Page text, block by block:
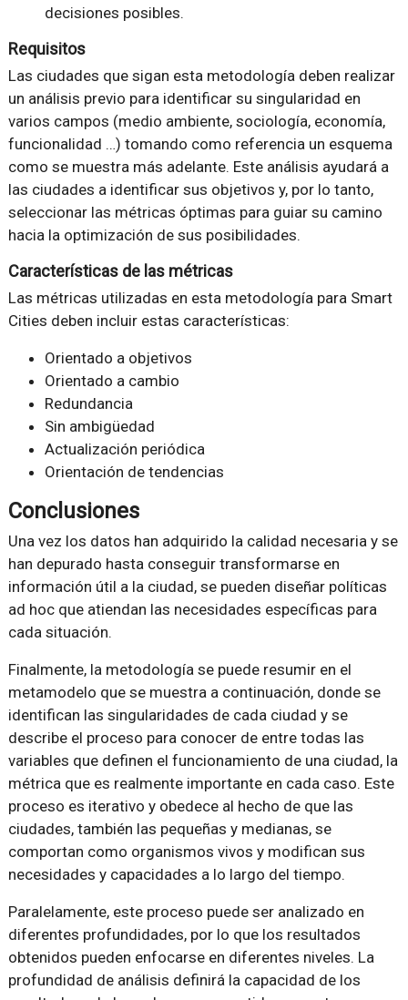
decisiones posibles.
Requisitos
Las ciudades que sigan esta metodología deben realizar
un análisis previo para identificar su singularidad en
varios campos (medio ambiente, sociología, economía,
funcionalidad …) tomando como referencia un esquema
como se muestra más adelante. Este análisis ayudará a
las ciudades a identificar sus objetivos y, por lo tanto,
seleccionar las métricas óptimas para guiar su camino
hacia la optimización de sus posibilidades.
Características de las métricas
Las métricas utilizadas en esta metodología para Smart
Cities deben incluir estas características:
Orientado a objetivos
Orientado a cambio
Redundancia
Sin ambigüedad
Actualización periódica
Orientación de tendencias
Conclusiones
Una vez los datos han adquirido la calidad necesaria y se
han depurado hasta conseguir transformarse en
información útil a la ciudad, se pueden diseñar políticas
ad hoc que atiendan las necesidades específicas para
cada situación.
Finalmente, la metodología se puede resumir en el
metamodelo que se muestra a continuación, donde se
identifican las singularidades de cada ciudad y se
describe el proceso para conocer de entre todas las
variables que definen el funcionamiento de una ciudad, la
métrica que es realmente importante en cada caso. Este
proceso es iterativo y obedece al hecho de que las
ciudades, también las pequeñas y medianas, se
comportan como organismos vivos y modifican sus
necesidades y capacidades a lo largo del tiempo.
Paralelamente, este proceso puede ser analizado en
diferentes profundidades, por lo que los resultados
obtenidos pueden enfocarse en diferentes niveles. La
profundidad de análisis definirá la capacidad de los